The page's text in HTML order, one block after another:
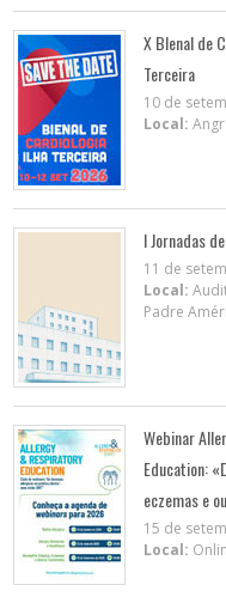
X BIenal de
Terceira
10 de
Local:
I Jornadas
11 de
Local:
Padre
Webinar
Education:
eczemas e
15 de
Local: